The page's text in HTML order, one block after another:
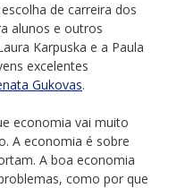
de carreira dos
alunos e outros
Karpuska e a Paula
excelentes
Gukovas.
economia vai muito
A economia é sobre
A boa economia
como por que